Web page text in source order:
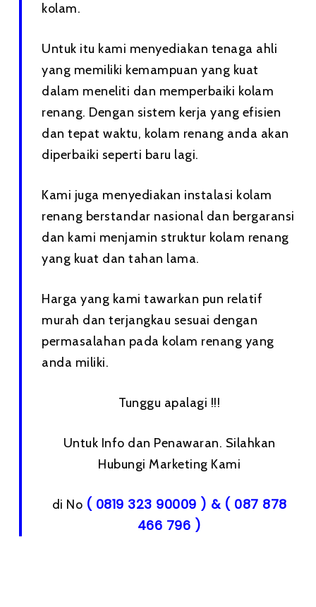
kolam.
Untuk itu kami menyediakan tenaga ahli
yang memiliki kemampuan yang kuat
dalam meneliti dan memperbaiki kolam
renang. Dengan sistem kerja yang efisien
dan tepat waktu, kolam renang anda akan
diperbaiki seperti baru lagi.
Kami juga menyediakan instalasi kolam
renang berstandar nasional dan bergaransi
dan kami menjamin struktur kolam renang
yang kuat dan tahan lama.
Harga yang kami tawarkan pun relatif
murah dan terjangkau sesuai dengan
permasalahan pada kolam renang yang
anda miliki.
Tunggu apalagi !!!
Untuk Info dan Penawaran. Silahkan
Hubungi Marketing Kami
di No ( 0819 323 90009 ) & ( 087 878
466 796 )